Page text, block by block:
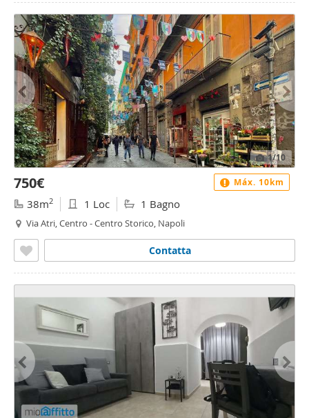
1/10
750€
38m2 1 Loc 1 Bagno
Via Atri, Centro - Centro Storico, Napoli
Contatta
Máx. 10km